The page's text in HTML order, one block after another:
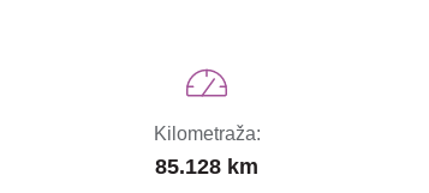
Kilometraža:
85.128 km